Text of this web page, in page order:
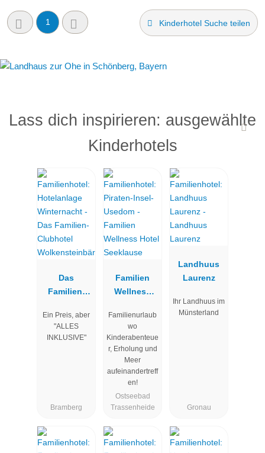
1 Kinderhotel Suche teilen
Lass dich inspirieren: ausgewählte
Kinderhotels
Das
Familien-
Wolkenstein
bär
Ein Preis, aber
"ALLES
INKLUSIVE"
Bramberg
Familien
Wellness
Seeklause
Familienurlaub
wo
Kinderabenteue
r, Erholung und
Meer
aufeinandertreff
en!
Ostseebad
Trassenheide
Landhuus
Laurenz
Ihr Landhuus im
Münsterland
Gronau